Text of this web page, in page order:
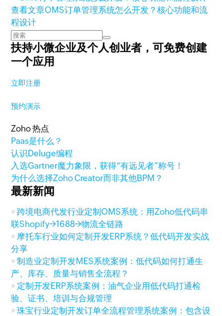
查看文章OMS订单管理系统怎么开发？核心功能和流
程设计
扶持小微企业及个人创业者，可免费创建
一个应用
立即注册
预约演示
Zoho 热点
Paas是什么？
认识Deluge编程
入选Gartner魔力象限，获得“有远见者”称号！
为什么选择Zoho Creator而非其他BPM？
最新新闻
跨境电商代发行业定制OMS系统：用Zoho低代码串
联Shopify→1688→物流全链路
摩托车行业如何定制开发ERP系统？低代码开发实战
分享
制造业定制开发MES系统案例：低代码如何打通生
产、库存、质量与销售全流程？
定制开发ERP系统案例：油气企业用低代码打通检
验、证书、培训与合规管理
珠宝行业定制开发订单全流程管理系统案例：包含设